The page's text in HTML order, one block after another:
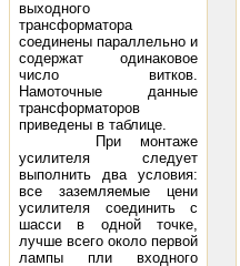
выходного
трансформатора
соединены параллельно и
содержат одинаковое
число витков.
Намоточные данные
трансформаторов
приведены в таблице.
При монтаже
усилителя следует
выполнить два условия:
все заземляемые цени
усилителя соединить с
шасси в одной точке,
лучше всего около первой
лампы пли входного